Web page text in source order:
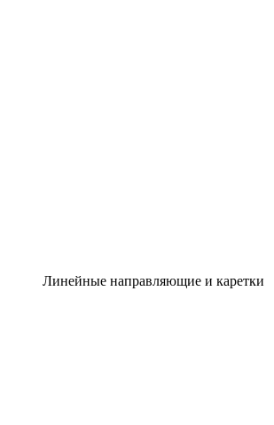
Линейные направляющие и каретки